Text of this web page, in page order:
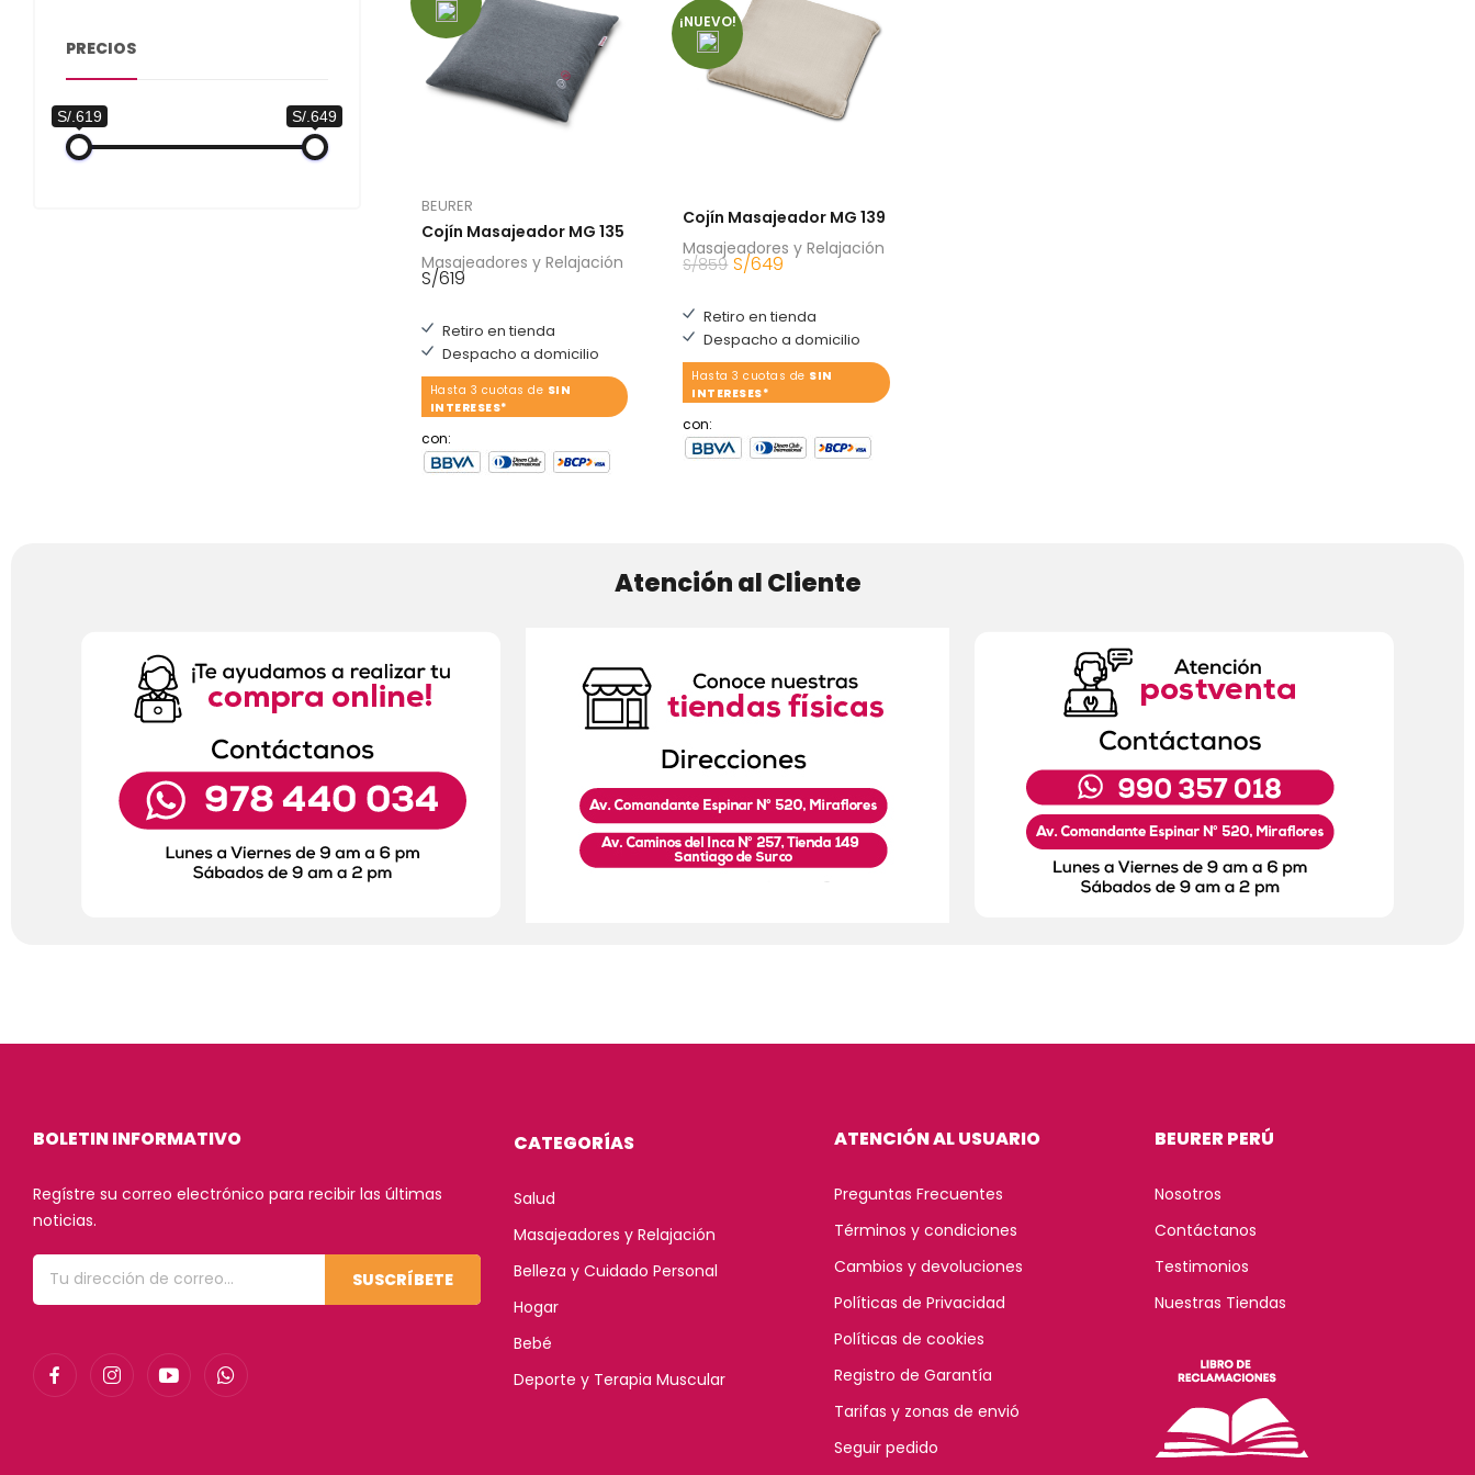
BEURER
Cojín Masajeador MG 135
Masajeadores y Relajación
S/619
Retiro en tienda
Despacho a domicilio
Hasta 3 cuotas de SIN
INTERESES*
con:
¡NUEVO!
Cojín Masajeador MG 139
Masajeadores y Relajación
S/859 S/649
Retiro en tienda
Despacho a domicilio
Hasta 3 cuotas de SIN
INTERESES*
con:
PRECIOS
S/.619 S/.649
Atención al Cliente
BOLETIN INFORMATIVO
Regístre su correo electrónico para recibir las últimas
noticias.
SUSCRÍBETE
CATEGORÍAS
Salud
Masajeadores y Relajación
Belleza y Cuidado Personal
Hogar
Bebé
Deporte y Terapia Muscular
ATENCIÓN AL USUARIO
Preguntas Frecuentes
Términos y condiciones
Cambios y devoluciones
Políticas de Privacidad
Políticas de cookies
Registro de Garantía
Tarifas y zonas de envió
Seguir pedido
BEURER PERÚ
Nosotros
Contáctanos
Testimonios
Nuestras Tiendas